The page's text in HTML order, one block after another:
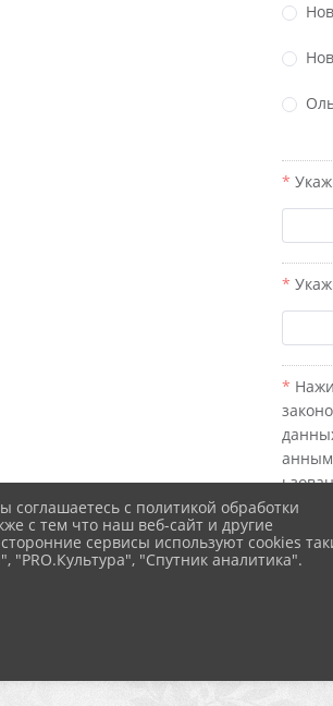
анным
ДА
соглашаетесь с политикой обработки
с тем что наш веб-сайт и другие
сервисы используют cookies
"PRO.Культура", "Спутник аналитика".